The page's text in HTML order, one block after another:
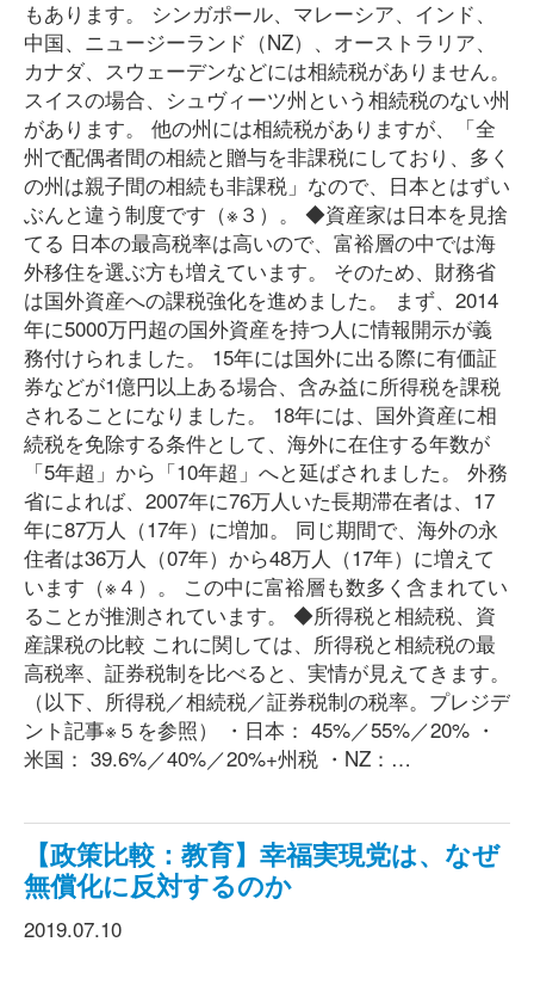
もあります。 シンガポール、マレーシア、インド、
中国、ニュージーランド（NZ）、オーストラリア、
カナダ、スウェーデンなどには相続税がありません。
スイスの場合、シュヴィーツ州という相続税のない州
があります。 他の州には相続税がありますが、「全
州で配偶者間の相続と贈与を非課税にしており、多く
の州は親子間の相続も非課税」なので、日本とはずい
ぶんと違う制度です（※３）。 ◆資産家は日本を見捨
てる 日本の最高税率は高いので、富裕層の中では海
外移住を選ぶ方も増えています。 そのため、財務省
は国外資産への課税強化を進めました。 まず、2014
年に5000万円超の国外資産を持つ人に情報開示が義
務付けられました。 15年には国外に出る際に有価証
券などが1億円以上ある場合、含み益に所得税を課税
されることになりました。 18年には、国外資産に相
続税を免除する条件として、海外に在住する年数が
「5年超」から「10年超」へと延ばされました。 外務
省によれば、2007年に76万人いた長期滞在者は、17
年に87万人（17年）に増加。 同じ期間で、海外の永
住者は36万人（07年）から48万人（17年）に増えて
います（※４）。 この中に富裕層も数多く含まれてい
ることが推測されています。 ◆所得税と相続税、資
産課税の比較 これに関しては、所得税と相続税の最
高税率、証券税制を比べると、実情が見えてきます。
（以下、所得税／相続税／証券税制の税率。プレジデ
ント記事※５を参照） ・日本： 45%／55%／20% ・
米国： 39.6%／40%／20%+州税 ・NZ：…
【政策比較：教育】幸福実現党は、なぜ
無償化に反対するのか
2019.07.10